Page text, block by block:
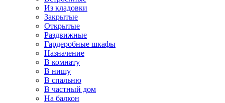
Из кладовки
Закрытые
Открытые
Раздвижные
Гардеробные шкафы
Назначение
В комнату
В нишу
В спальню
В частный дом
На балкон